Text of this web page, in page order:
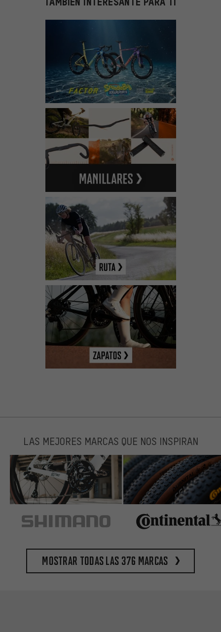
LAS MEJORES MARCAS QUE NOS INSPIRAN
Mostrar todas las 376 marcas